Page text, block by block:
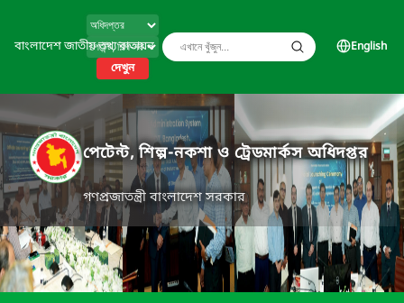
বাংলাদেশ জাতীয় তথ্য বাতায়ন
দেখুন
English
পেটেন্ট, শিল্প-নকশা ও ট্রেডমার্কস অধিদপ্তর
গণপ্রজাতন্ত্রী বাংলাদেশ সরকার